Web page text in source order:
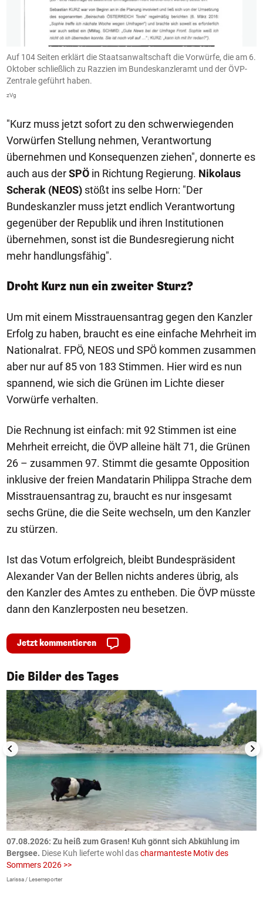
Auf 104 Seiten erklärt die Staatsanwaltschaft die Vorwürfe, die am 6.
Oktober schließlich zu Razzien im Bundeskanzleramt und der ÖVP-
Zentrale geführt haben.
zVg
"Kurz muss jetzt sofort zu den schwerwiegenden
Vorwürfen Stellung nehmen, Verantwortung
übernehmen und Konsequenzen ziehen", donnerte es
auch aus derSPÖ in Richtung Regierung. Nikolaus
Scherak (NEOS) stößt ins selbe Horn: "Der
Bundeskanzler muss jetzt endlich Verantwortung
gegenüber der Republik und ihren Institutionen
übernehmen, sonst ist die Bundesregierung nicht
mehr handlungsfähig".
Droht Kurz nun ein zweiter Sturz?
Um mit einem Misstrauensantrag gegen den Kanzler
Erfolg zu haben, braucht es eine einfache Mehrheit im
Nationalrat. FPÖ, NEOS und SPÖ kommen zusammen
aber nur auf 85 von 183 Stimmen. Hier wird es nun
spannend, wie sich die Grünen im Lichte dieser
Vorwürfe verhalten.
Die Rechnung ist einfach: mit 92 Stimmen ist eine
Mehrheit erreicht, die ÖVP alleine hält 71, die Grünen
26 – zusammen 97. Stimmt die gesamte Opposition
inklusive der freien Mandatarin Philippa Strache dem
Misstrauensantrag zu, braucht es nur insgesamt
sechs Grüne, die die Seite wechseln, um den Kanzler
zu stürzen.
Ist das Votum erfolgreich, bleibt Bundespräsident
Alexander Van der Bellen nichts anderes übrig, als
den Kanzler des Amtes zu entheben. Die ÖVP müsste
dann den Kanzlerposten neu besetzen.
Jetzt kommentieren
Die Bilder des Tages
1/50
07.08.2026: Zu heiß zum Grasen! Kuh gönnt sich Abkühlung im
Bergsee. Diese Kuh lieferte wohl dascharmanteste Motiv des
Sommers 2026 >>
Larissa / Leserreporter